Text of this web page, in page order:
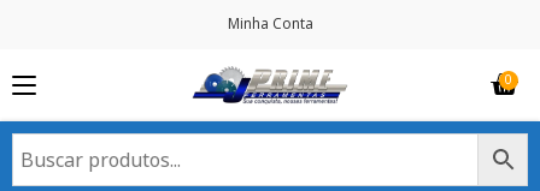
Minha Conta